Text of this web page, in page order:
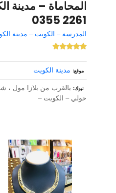
2261 0355
المدرسة – الكويت – مدينة
موقع مدينة الكويت
تبوك
بالقرب من بلازا مول ،
حولي – الكويت –